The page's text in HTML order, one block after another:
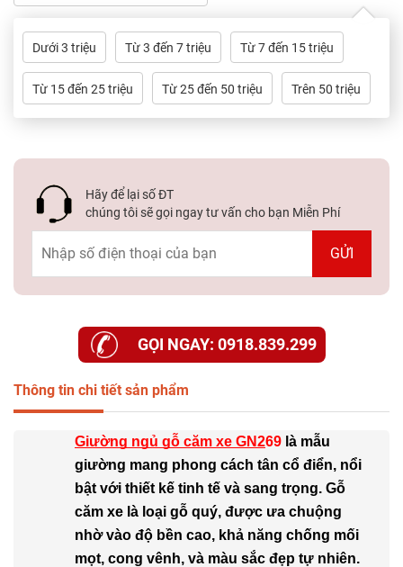
Dưới 3 triệu Từ 3 đến 7 triệu Từ 7 đến 15 triệu
Từ 15 đến 25 triệu Từ 25 đến 50 triệu Trên 50 triệu
Hãy để lại số ĐT
chúng tôi sẽ gọi ngay tư vấn cho bạn Miễn Phí
GỌI NGAY: 0918.839.299
Thông tin chi tiết sản phẩm
Giường ngủ gỗ căm xe GN269 là mẫu
giường mang phong cách tân cổ điển, nổi
bật với thiết kế tinh tế và sang trọng. Gỗ
căm xe là loại gỗ quý, được ưa chuộng
nhờ vào độ bền cao, khả năng chống mối
mọt, cong vênh, và màu sắc đẹp tự nhiên.